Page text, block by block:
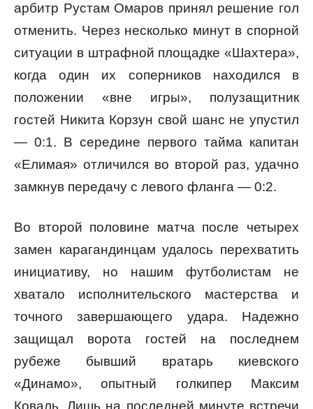
арбитр Рустам Омаров принял решение гол
отменить. Через несколько минут в спорной
ситуации в штрафной площадке «Шахтера»,
когда один их соперников находился в
положении «вне игры», полузащитник
гостей Никита Корзун свой шанс не упустил
— 0:1. В середине первого тайма капитан
«Елимая» отличился во второй раз, удачно
замкнув передачу с левого фланга — 0:2.
Во второй половине матча после четырех
замен карагандинцам удалось перехватить
инициативу, но нашим футболистам не
хватало исполнительского мастерства и
точного завершающего удара. Надежно
защищал ворота гостей на последнем
рубеже бывший вратарь киевского
«Динамо», опытный голкипер Максим
Коваль. Лишь на последней минуте встречи